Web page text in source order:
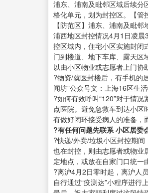
浦东、浦南及毗邻区域后续分
格化单元，划为封控区。【管
【防范区】浦东、浦南及毗
浦西地区封控情况4月1日凌
控区域内，住宅小区实施封闭
门到楼道、地下车库、露天
以由小区物业或志愿者上门协
?物资/就医封楼后，有手机的
闻坊”公众号文：上海16区生
?如何有效呼叫“120”对于情
点医院。避免急救车到达小
有做好闭环接受病人的准备，
?有任何问题先联系 小区居委
?快递/外卖/垃圾小区封控期
也在封控，则由志愿者或物业
定地点，或放在自家门口统一
?离沪4月2日零时起，离沪人
自行通过“疫测达”小程序进行